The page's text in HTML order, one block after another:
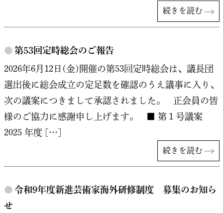
続きを読む
● 第53回定時総会のご報告
2026年6月12日(金)開催の第53回定時総会は、議長団
選出後に総会成立の定足数を確認のうえ議事に入り、
次の議案につきまして承認されました。 正会員の皆
様のご協力に感謝申し上げます。 ■ 第１号議案
2025 年度 […]
続きを読む
● 令和9年度新進芸術家海外研修制度 募集のお知ら
せ